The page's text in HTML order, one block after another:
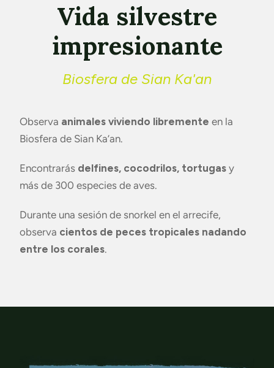
Vida silvestre
impresionante
Biosfera de Sian Ka'an
Observa animales viviendo libremente en la
Biosfera de Sian Ka’an.
Encontrarás delfines, cocodrilos, tortugas y
más de 300 especies de aves.
Durante una sesión de snorkel en el arrecife,
observa cientos de peces tropicales nadando
entre los corales.